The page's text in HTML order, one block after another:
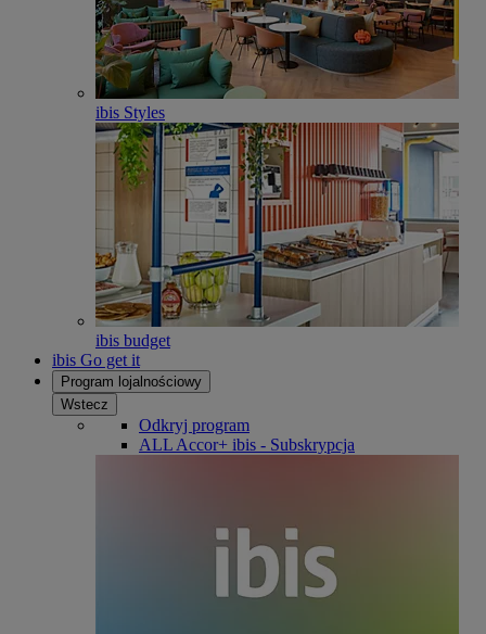
ibis Styles
ibis budget
ibis Go get it
Program lojalnościowy
Wstecz
Odkryj program
ALL Accor+ ibis - Subskrypcja